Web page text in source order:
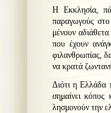
Η Εκκλησία,
παραγωγούς στο
μένουν
που έχουν
φιλανθρωπίας,
να κρατά
Διότι η Ελλάδα
σημαίνει
λησμονούν την